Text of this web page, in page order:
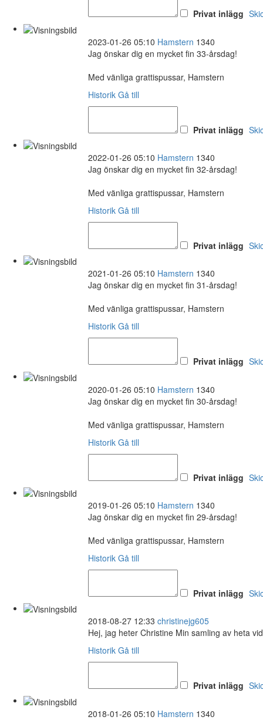
Privat inlägg
2023-01-26 05:10 Hamstern 1340
Jag önskar dig en mycket fin 33-årsdag!
Med vänliga grattispussar, Hamstern
Historik Gå till
Privat inlägg
2022-01-26 05:10 Hamstern 1340
Jag önskar dig en mycket fin 32-årsdag!
Med vänliga grattispussar, Hamstern
Historik Gå till
Privat inlägg
2021-01-26 05:10 Hamstern 1340
Jag önskar dig en mycket fin 31-årsdag!
Med vänliga grattispussar, Hamstern
Historik Gå till
Privat inlägg
2020-01-26 05:10 Hamstern 1340
Jag önskar dig en mycket fin 30-årsdag!
Med vänliga grattispussar, Hamstern
Historik Gå till
Privat inlägg
2019-01-26 05:10 Hamstern 1340
Jag önskar dig en mycket fin 29-årsdag!
Med vänliga grattispussar, Hamstern
Historik Gå till
Privat inlägg
2018-08-27 12:33 christinejg605
Hej, jag heter Christine Min samling av heta
Historik Gå till
Privat inlägg
2018-01-26 05:10 Hamstern 1340